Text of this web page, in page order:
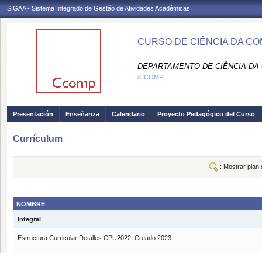
SIGAA - Sistema Integrado de Gestão de Atividades Acadêmicas
CURSO DE CIÊNCIA DA
DEPARTAMENTO DE CIÊNCIA
/CCOMP
Presentación Enseñanza Calendario Proyecto Pedagógico del Curso
Currículum
: Mostrar plan
NOMBRE
Integral
Estructura Curricular Detalles CPU2022, Creado 2023